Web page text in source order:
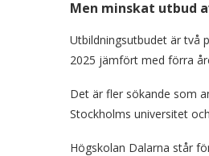
Men minskat utbud
Utbildningsutbudet är två
2025 jämfört med förra
Det är fler sökande som
Stockholms universitet
Högskolan Dalarna står